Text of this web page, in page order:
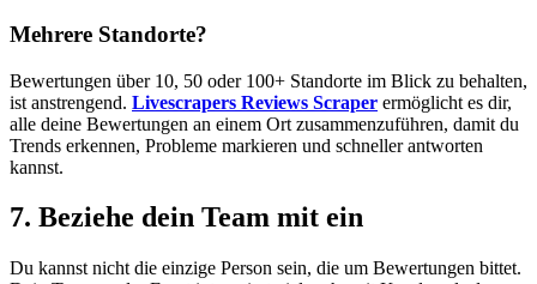
Mehrere Standorte?
Bewertungen über 10, 50 oder 100+ Standorte im Blick zu behalten,
ist anstrengend. Livescrapers Reviews Scraper ermöglicht es dir,
alle deine Bewertungen an einem Ort zusammenzuführen, damit du
Trends erkennen, Probleme markieren und schneller antworten
kannst.
7. Beziehe dein Team mit ein
Du kannst nicht die einzige Person sein, die um Bewertungen bittet.